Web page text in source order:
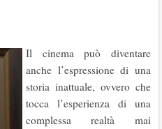
Il cinema può diventare
anche l’espressione di una
storia inattuale, ovvero che
tocca l’esperienza di una
complessa realtà mai